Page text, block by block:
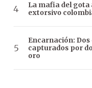
La mafia del gota
extorsivo
Encarnación:
capturados por
oro